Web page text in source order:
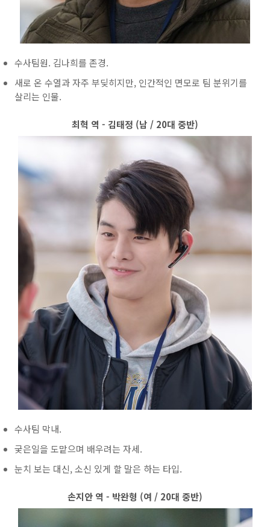
수사팀원. 김나희를 존경.
새로 온 수열과 자주 부딪히지만, 인간적인 면모로 팀 분위기를
살리는 인물.
최혁 역 - 김태정 (남 / 20대 중반)
수사팀 막내.
궂은일을 도맡으며 배우려는 자세.
눈치 보는 대신, 소신 있게 할 말은 하는 타입.
손지안 역 - 박완형 (여 / 20대 중반)